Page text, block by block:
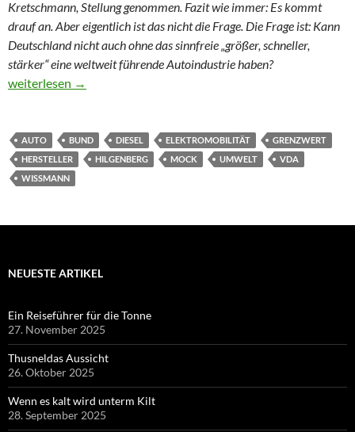
Kretschmann, Stellung genommen. Fazit wie immer: Es kommt
drauf an. Aber eigentlich ist das nicht die Frage. Die Frage ist: Kann
Deutschland nicht auch ohne das sinnfreie „größer, schneller,
stärker“ eine weltweit führende Autoindustrie haben?
Gegen die Leistungs-Manie beim Auto
weiterlesen →
AUTO BUND DIESEL ELEKTROMOBILITÄT
GRENZWERT
HERSTELLER
HILGENBERG MOCK UMWELT
VDA
WISSMANN
NEUESTE ARTIKEL
Ein Reiseführer für die Tonne
27. November 2025
Thusneldas Aussicht
26. Oktober 2025
Wenn es kalt wird unterm Kilt
28. September 2025